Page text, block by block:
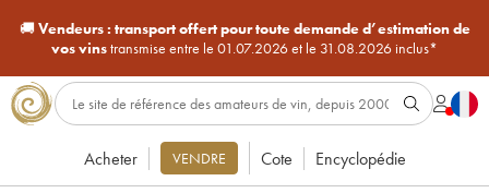
🚚Vendeurs : transport offert pour toute demande d’estimation de
vos vinstransmise entre le 01.07.2026 et le 31.08.2026 inclus*
Acheter VENDRE Cote Encyclopédie